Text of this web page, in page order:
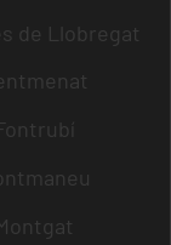
de Llobregat